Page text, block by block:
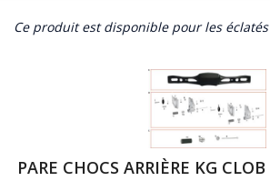
Ce produit est disponible pour les
PARE CHOCS ARRIÈRE KG CLOB